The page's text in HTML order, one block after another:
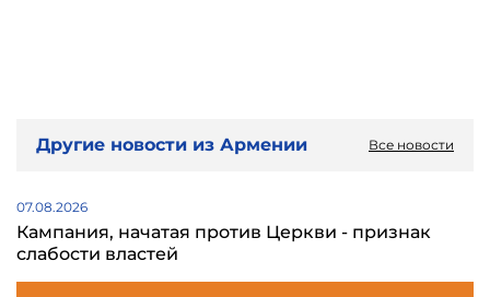
Другие новости из Армении Все новости
07.08.2026
Кампания, начатая против Церкви - признак
слабости властей